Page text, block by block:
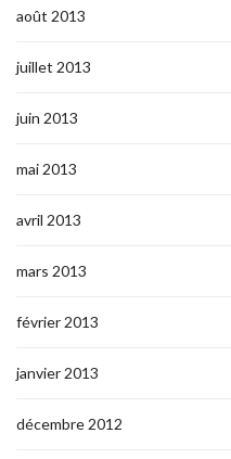
août 2013
juillet 2013
juin 2013
mai 2013
avril 2013
mars 2013
février 2013
janvier 2013
décembre 2012